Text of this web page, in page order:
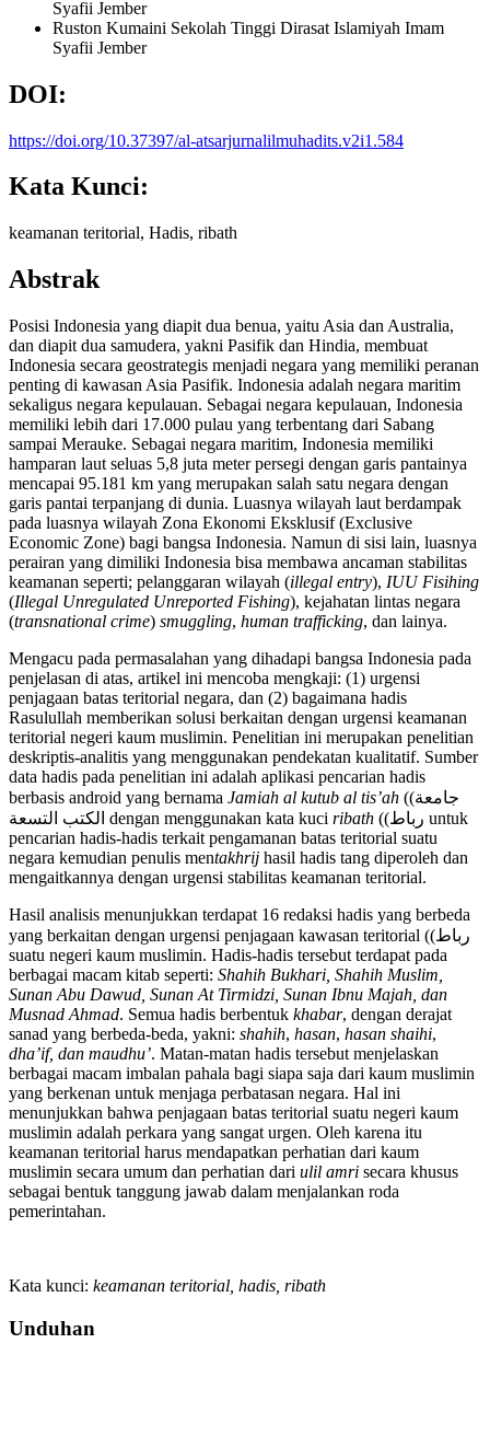
Syafii Jember
Ruston Kumaini Sekolah Tinggi Dirasat Islamiyah Imam
Syafii Jember
DOI:
https://doi.org/10.37397/al-atsarjurnalilmuhadits.v2i1.584
Kata Kunci:
keamanan teritorial, Hadis, ribath
Abstrak
Posisi Indonesia yang diapit dua benua, yaitu Asia dan Australia,
dan diapit dua samudera, yakni Pasifik dan Hindia, membuat
Indonesia secara geostrategis menjadi negara yang memiliki peranan
penting di kawasan Asia Pasifik. Indonesia adalah negara maritim
sekaligus negara kepulauan. Sebagai negara kepulauan, Indonesia
memiliki lebih dari 17.000 pulau yang terbentang dari Sabang
sampai Merauke. Sebagai negara maritim, Indonesia memiliki
hamparan laut seluas 5,8 juta meter persegi dengan garis pantainya
mencapai 95.181 km yang merupakan salah satu negara dengan
garis pantai terpanjang di dunia. Luasnya wilayah laut berdampak
pada luasnya wilayah Zona Ekonomi Eksklusif (Exclusive
Economic Zone) bagi bangsa Indonesia. Namun di sisi lain, luasnya
perairan yang dimiliki Indonesia bisa membawa ancaman stabilitas
keamanan seperti; pelanggaran wilayah (illegal entry), IUU Fisihing
(Illegal Unregulated Unreported Fishing), kejahatan lintas negara
(transnational crime) smuggling, human trafficking, dan lainya.
Mengacu pada permasalahan yang dihadapi bangsa Indonesia pada
penjelasan di atas, artikel ini mencoba mengkaji: (1) urgensi
penjagaan batas teritorial negara, dan (2) bagaimana hadis
Rasulullah memberikan solusi berkaitan dengan urgensi keamanan
teritorial negeri kaum muslimin. Penelitian ini merupakan penelitian
deskriptis-analitis yang menggunakan pendekatan kualitatif. Sumber
data hadis pada penelitian ini adalah aplikasi pencarian hadis
berbasis android yang bernama Jamiah al kutub al tis’ah ((جامعة
الكتب التسعة dengan menggunakan kata kuci ribath ((رباط untuk
pencarian hadis-hadis terkait pengamanan batas teritorial suatu
negara kemudian penulis mentakhrij hasil hadis tang diperoleh dan
mengaitkannya dengan urgensi stabilitas keamanan teritorial.
Hasil analisis menunjukkan terdapat 16 redaksi hadis yang berbeda
yang berkaitan dengan urgensi penjagaan kawasan teritorial ((رباط
suatu negeri kaum muslimin. Hadis-hadis tersebut terdapat pada
berbagai macam kitab seperti: Shahih Bukhari Shahih Muslim,
Sunan Abu Dawud, Sunan At Tirmidzi , Sunan Ibnu Majah, dan
Musnad Ahmad. Semua hadis berbentuk khabar, dengan derajat
sanad yang berbeda-beda, yakni: shahih, hasan, hasan shaihi,
dha’if, dan maudhu’. Matan-matan hadis tersebut menjelaskan
berbagai macam imbalan pahala bagi siapa saja dari kaum muslimin
yang berkenan untuk menjaga perbatasan negara. Hal ini
menunjukkan bahwa penjagaan batas teritorial suatu negeri kaum
muslimin adalah perkara yang sangat urgen. Oleh karena itu
keamanan teritorial harus mendapatkan perhatian dari kaum
muslimin secara umum dan perhatian dari ulil amri secara khusus
sebagai bentuk tanggung jawab dalam menjalankan roda
pemerintahan.
Kata kunci: keamanan teritorial, hadis, ribath
Unduhan